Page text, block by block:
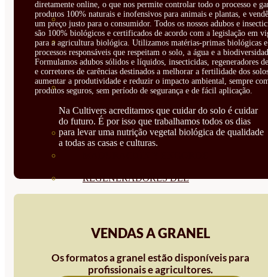
BIOESTIMULANTES
SUSTRATOS Y
DECORATIVAS
CORRECTORES DE
CARENCIAS
ENRAIZANTES
REGENERADORES DEL
PROTECCIÓN CULTIVOS Y
diretamente online, o que nos permite controlar todo o processo e
produtos 100% naturais e inofensivos para animais e plantas, e
um preço justo para o consumidor. Todos os nossos adubos e
são 100% biológicos e certificados de acordo com a legislação em
para a agricultura biológica. Utilizamos matérias-primas biológicas e
processos responsáveis que respeitam o solo, a água e a
Formulamos adubos sólidos e líquidos, insecticidas, regeneradores
e corretores de carências destinados a melhorar a fertilidade dos
aumentar a produtividade e reduzir o impacto ambiental, sempre
produtos seguros, sem período de segurança e de fácil aplicação.
Na Cultivers acreditamos que cuidar do solo é cuidar
do futuro. É por isso que trabalhamos todos os dias
para levar uma nutrição vegetal biológica de qualidade
a todas as casas e culturas.
VENDAS A GRANEL
Os formatos a granel estão disponíveis para
profissionais e agricultores.